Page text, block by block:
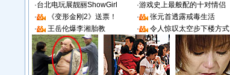
·台北电玩展靓丽ShowGirl ·游戏史上最般配的十对情侣
·
《变形金刚2》送票！ ·
张元首透露戒毒生活
·
王岳伦爆李湘胎教 · 令人惊叹太空步下楼方式